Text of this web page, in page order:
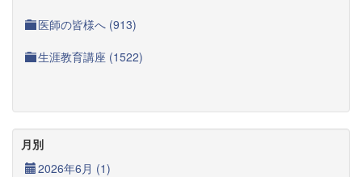
医師の皆様へ (913)
生涯教育講座 (1522)
月別
2026年6月 (1)